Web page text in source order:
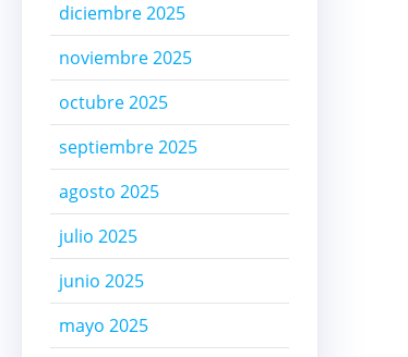
diciembre 2025
noviembre 2025
octubre 2025
septiembre 2025
agosto 2025
julio 2025
junio 2025
mayo 2025